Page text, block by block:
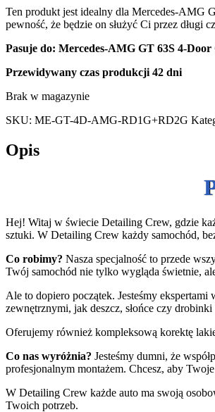
Ten produkt jest idealny dla Mercedes-AMG
pewność, że będzie on służyć Ci przez długi
Pasuje do: Mercedes-AMG GT 63S 4-Door
Przewidywany czas produkcji 42 dni
Brak w magazynie
SKU: ME-GT-4D-AMG-RD1G+RD2G
Opis
Hej! Witaj w świecie Detailing Crew, gdzie
sztuki. W Detailing Crew każdy samochód,
Co robimy? Nasza specjalność to przede
Twój samochód nie tylko wygląda świetnie,
Ale to dopiero początek. Jesteśmy
zewnętrznymi, jak deszcz, słońce czy
Oferujemy również kompleksową korektę
Co nas wyróżnia? Jesteśmy dumni, że
profesjonalnym montażem. Chcesz, aby
W Detailing Crew każde auto ma swoją
Twoich potrzeb.